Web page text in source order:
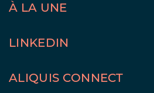
À LA UNE
LINKEDIN
ALIQUIS CONNECT